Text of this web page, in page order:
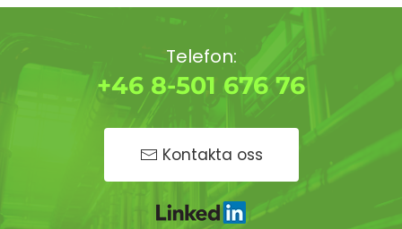
Telefon:
+46 8-501 676 76
Kontakta oss